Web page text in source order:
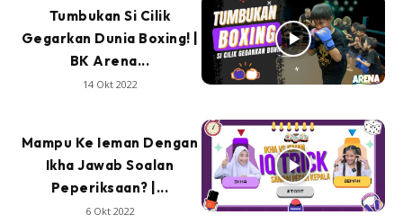
Tumbukan Si Cilik
Gegarkan Dunia Boxing! |
BK Arena...
14 Okt 2022
Mampu Ke Ieman Dengan
Ikha Jawab Soalan
Peperiksaan? |...
6 Okt 2022